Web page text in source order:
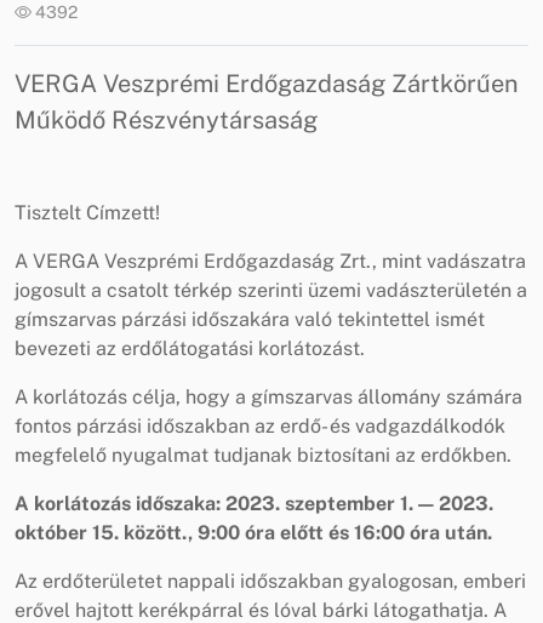
4392
VERGA Veszprémi Erdőgazdaság Zártkörűen
Működő Részvénytársaság
Tisztelt Címzett!
A VERGA Veszprémi Erdőgazdaság Zrt., mint vadászatra
jogosult a csatolt térkép szerinti üzemi vadászterületén a
gímszarvas párzási időszakára való tekintettel ismét
bevezeti az erdőlátogatási korlátozást.
A korlátozás célja, hogy a gímszarvas állomány számára
fontos párzási időszakban az erdő- és vadgazdálkodók
megfelelő nyugalmat tudjanak biztosítani az erdőkben.
A korlátozás időszaka: 2023. szeptember 1. — 2023.
október 15. között., 9:00 óra előtt és 16:00 óra után.
Az erdőterületet nappali időszakban gyalogosan, emberi
erővel hajtott kerékpárral és lóval bárki látogathatja. A